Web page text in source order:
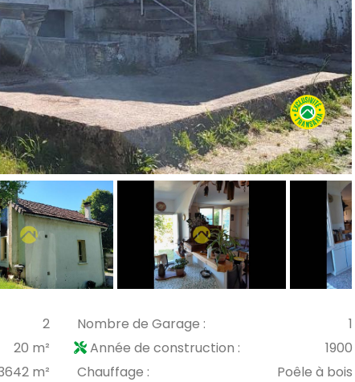
2 Nombre de Garage :
1
20 m² Année de construction :
1900
m² Chauffage :
Poêle à bois